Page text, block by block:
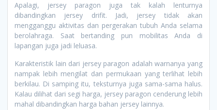
Apalagi, jersey paragon juga tak kalah lenturnya
dibandingkan jersey drifit. Jadi, jersey tidak akan
mengganggu aktivitas dan pergerakan tubuh Anda selama
berolahraga. Saat bertanding pun mobilitas Anda di
lapangan juga jadi leluasa.
Karakteristik lain dari jersey paragon adalah warnanya yang
nampak lebih mengilat dan permukaan yang terlihat lebih
berkilau. Di samping itu, teksturnya juga sama-sama halus.
Kalau dilihat dari segi harga, jersey paragon cenderung lebih
mahal dibandingkan harga bahan jersey lainnya.